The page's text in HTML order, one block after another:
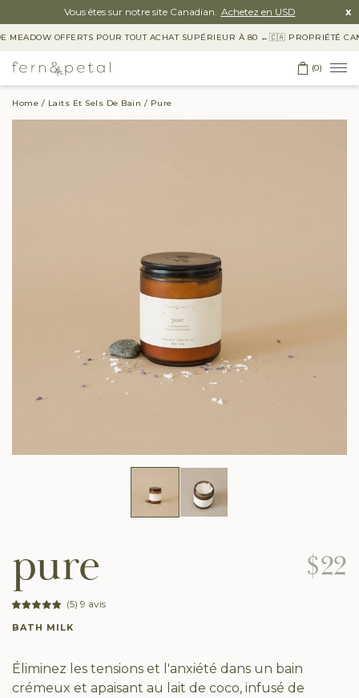
Vous êtes sur notre site Canadian. Achetez en USD x
OFFERTS POUR TOUT ACHAT SUPÉRIEUR À 80 ← 🇨🇦 PROPRIÉTÉ
(0)
Home Laits Et Sels De Bain Pure
pure $22
(5) 9 avis
BATH MILK
Éliminez les tensions et l'anxiété dans un bain
crémeux et apaisant au lait de coco, infusé de